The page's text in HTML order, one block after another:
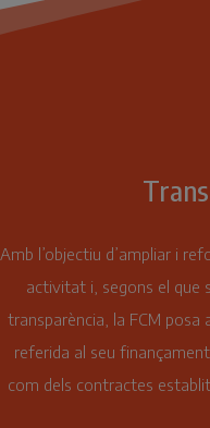
Amb l’objectiu d’ampliar i
activitat i, segons el que
transparència, la FCM posa
referida al seu
com dels contractes